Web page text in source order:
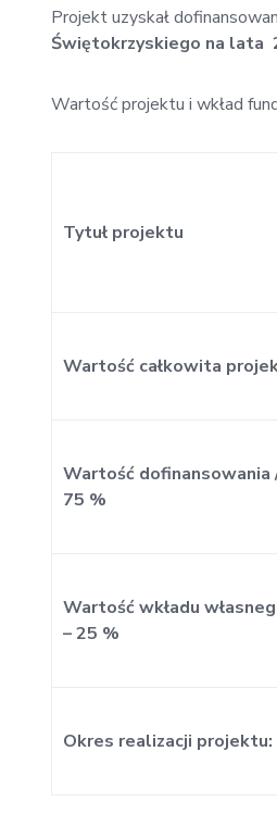
Projekt uzyskał
Świętokrzyskiego na lata
Wartość projektu i wkład
Tytuł projektu
Wartość całkowita
Wartość
75 %
Wartość wkładu
– 25 %
Okres realizacji projektu: